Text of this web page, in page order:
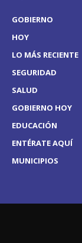
GOBIERNO
HOY
LO MÁS RECIENTE
SEGURIDAD
SALUD
GOBIERNO HOY
EDUCACIÓN
ENTÉRATE AQUÍ
MUNICIPIOS